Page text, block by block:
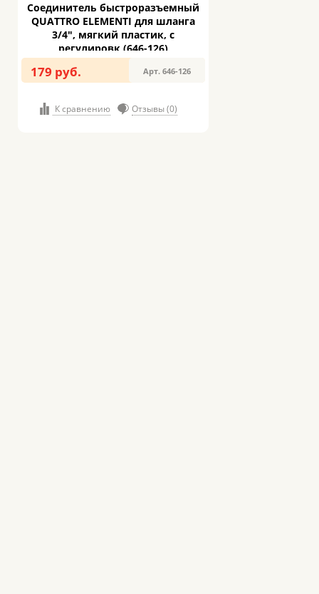
Соединитель быстроразъемный
QUATTRO ELEMENTI для шланга
3/4", мягкий пластик, с
регулировк (646-126)
179 руб. Арт. 646-126
К сравнению Отзывы (0)